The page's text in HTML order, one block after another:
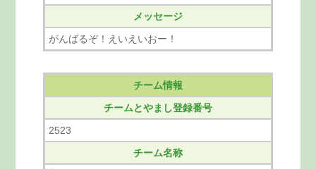
メッセージ
がんばるぞ！えいえいおー！
チーム情報
チームとやまし登録番号
2523
チーム名称